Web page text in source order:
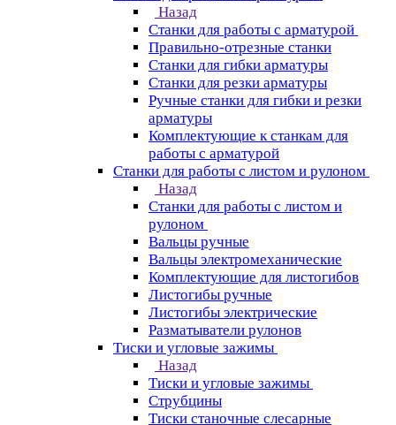
Назад
Станки для работы с арматурой
Правильно-отрезные станки
Станки для гибки арматуры
Станки для резки арматуры
Ручные станки для гибки и резки
арматуры
Комплектующие к станкам для
работы с арматурой
Станки для работы с листом и рулоном
Назад
Станки для работы с листом и
рулоном
Вальцы ручные
Вальцы электромеханические
Комплектующие для листогибов
Листогибы ручные
Листогибы электрические
Разматыватели рулонов
Тиски и угловые зажимы
Назад
Тиски и угловые зажимы
Струбцины
Тиски станочные слесарные